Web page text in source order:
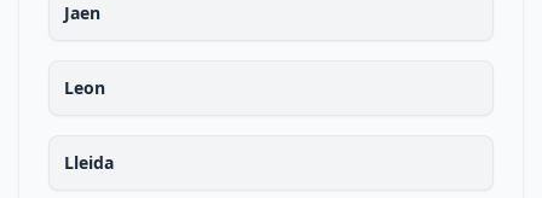
Jaen
Leon
Lleida